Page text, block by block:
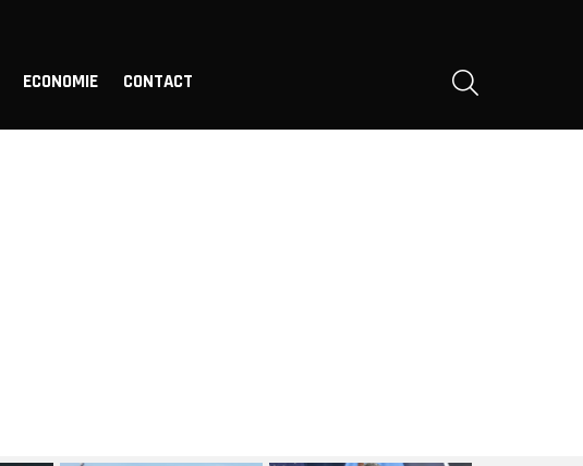
ECONOMIE CONTACT